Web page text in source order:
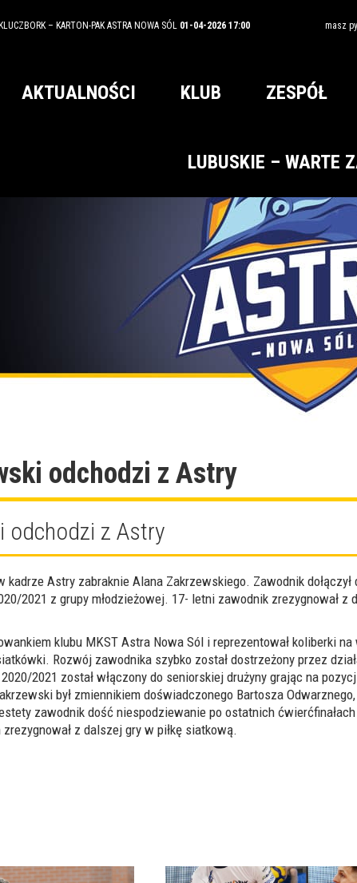
– KARTON-PAK ASTRA NOWA SÓL 01-04-2026 17:00 masz
AKTUALNOŚCI KLUB ZESPÓŁ
LUBUSKIE – WARTE
odchodzi z Astry
odchodzi z Astry
kadrze Astry zabraknie Alana Zakrzewskiego. Zawodnik dołączył
2021 z grupy młodzieżowej. 17- letni zawodnik zrezygnował z
klubu MKST Astra Nowa Sól i reprezentował koliberki
Rozwój zawodnika szybko został dostrzeżony przez
2021 został włączony do seniorskiej drużyny grając na
był zmiennikiem doświadczonego Bartosza Odwarznego,
zawodnik dość niespodziewanie po ostatnich
z dalszej gry w piłkę siatkową.